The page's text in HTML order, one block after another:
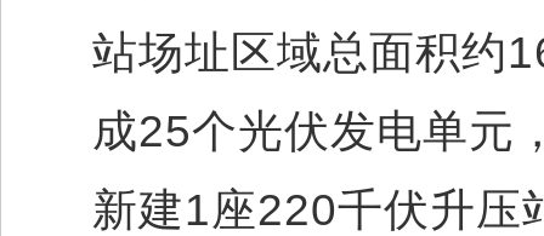
站场址区域总面积约
成25个光伏发电单元
新建1座220千伏升压